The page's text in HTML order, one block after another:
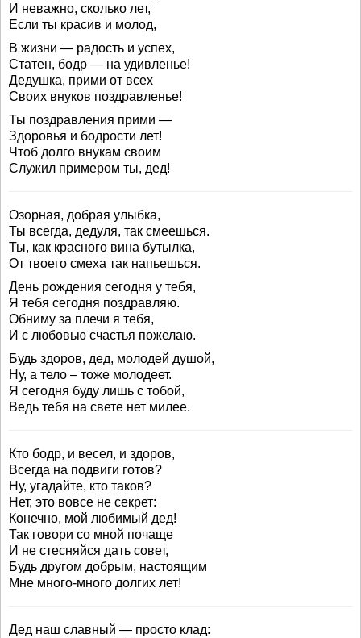
И неважно, сколько лет,
Если ты красив и молод,
В жизни — радость и успех,
Статен, бодр — на удивленье!
Дедушка, прими от всех
Своих внуков поздравленье!
Ты поздравления прими —
Здоровья и бодрости лет!
Чтоб долго внукам своим
Служил примером ты, дед!
Озорная, добрая улыбка,
Ты всегда, дедуля, так смеешься.
Ты, как красного вина бутылка,
От твоего смеха так напьешься.
День рождения сегодня у тебя,
Я тебя сегодня поздравляю.
Обниму за плечи я тебя,
И с любовью счастья пожелаю.
Будь здоров, дед, молодей душой,
Ну, а тело – тоже молодеет.
Я сегодня буду лишь с тобой,
Ведь тебя на свете нет милее.
Кто бодр, и весел, и здоров,
Всегда на подвиги готов?
Ну, угадайте, кто таков?
Нет, это вовсе не секрет:
Конечно, мой любимый дед!
Так говори со мной почаще
И не стесняйся дать совет,
Будь другом добрым, настоящим
Мне много-много долгих лет!
Дед наш славный — просто клад: